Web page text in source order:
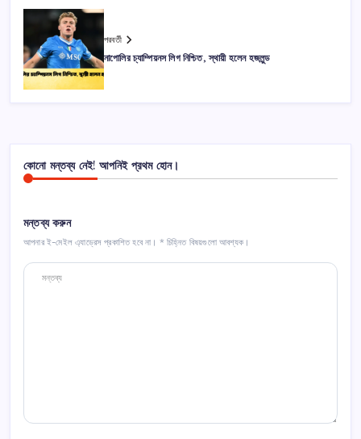
পরবর্তী
নাপোলির চ্যাম্পিয়নস লিগ নিশ্চিত, স্থায়ী হলেন হজলুন্ড
কোনো মন্তব্য নেই! আপনিই প্রথম হোন।
মন্তব্য করুন
আপনার ই-মেইল এ্যাড্রেস প্রকাশিত হবে না। * চিহ্নিত বিষয়গুলো আবশ্যক।